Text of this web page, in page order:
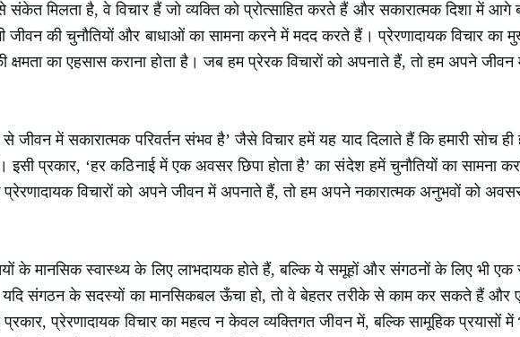
संकेत मिलता है, वे विचार हैं जो व्यक्ति को प्रोत्साहित करते हैं और सकारात्मक दिशा में
जीवन की चुनौतियों और बाधाओं का सामना करने में मदद करते हैं। प्रेरणादायक विचार का
क्षमता का एहसास कराना होता है। जब हम प्रेरक विचारों को अपनाते हैं, तो हम अपने जीवन
में सकारात्मक परिवर्तन संभव है’ जैसे विचार हमें यह याद दिलाते हैं कि हमारी सोच ही
इसी प्रकार, ‘हर कठिनाई में एक अवसर छिपा होता है’ का संदेश हमें चुनौतियों का सामना
विचारों को अपने जीवन में अपनाते हैं, तो हम अपने नकारात्मक अनुभवों को
के मानसिक स्वास्थ्य के लिए लाभदायक होते हैं, बल्कि ये समूहों और संगठनों के लिए भी एक
यदि संगठन के सदस्यों का मानसिकबल ऊँचा हो, तो वे बेहतर तरीके से काम कर सकते हैं और
प्रेरणादायक विचार का महत्व न केवल व्यक्तिगत जीवन में, बल्कि सामूहिक प्रयासों